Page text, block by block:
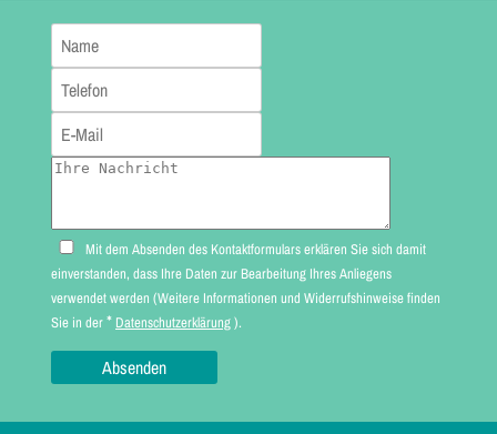
Mit dem Absenden des Kontaktformulars erklären Sie sich damit
einverstanden, dass Ihre Daten zur Bearbeitung Ihres Anliegens
verwendet werden (Weitere Informationen und Widerrufshinweise finden
Sie in der* Datenschutzerklärung).